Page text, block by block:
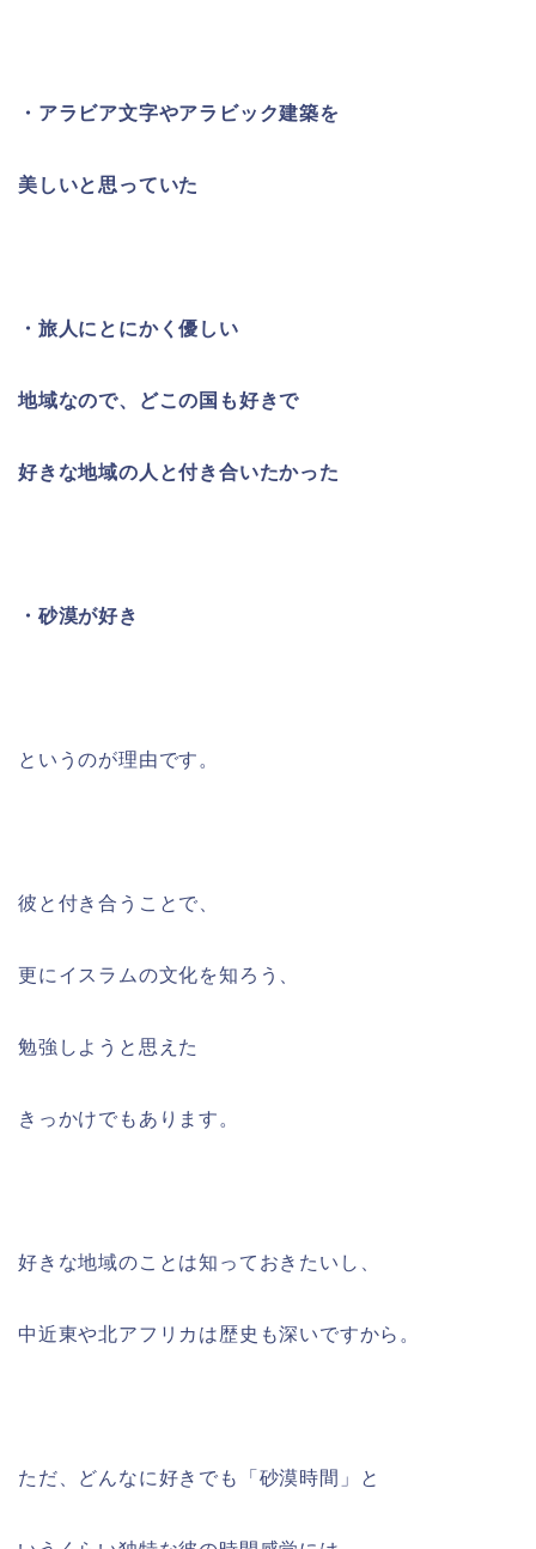
・アラビア文字やアラビック建築を
美しいと思っていた
・旅人にとにかく優しい
地域なので、 どこの国も好きで
好きな地域の人と付き合いたかった
・砂漠が好き
というのが理由です。
彼と付き合うことで、
更にイスラムの文化を知ろう、
勉強しようと思えた
きっかけでもあります。
好きな地域のことは知っておきたいし、
中近東や北アフリカは歴史も深いですから。
ただ、どんなに好きでも「砂漠時間」と